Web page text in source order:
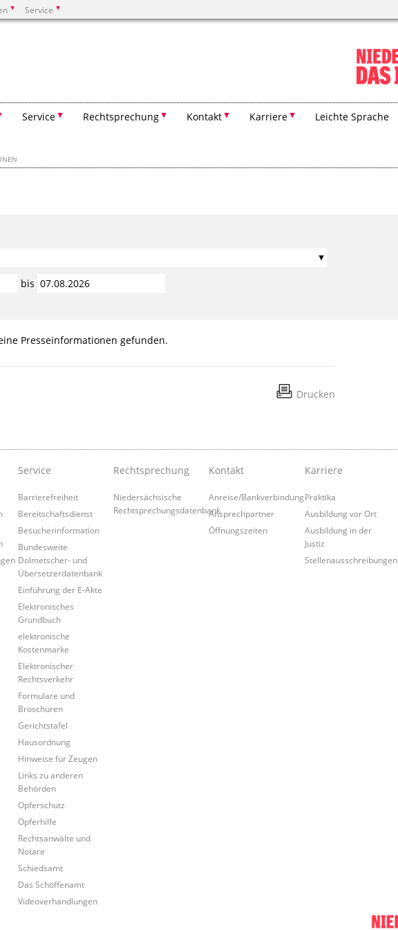
Service
Service Rechtsprechung Kontakt Karriere Leichte Sprache
bis
Presseinformationen gefunden.
Drucken
Service
Barrierefreiheit
Bereitschaftsdienst
Besucherinformation
Bundesweite
Dolmetscher- und
Übersetzerdatenbank
Einführung der E-Akte
Elektronisches
Grundbuch
elektronische
Kostenmarke
Elektronischer
Rechtsverkehr
Formulare und
Broschüren
Gerichtstafel
Hausordnung
Hinweise für Zeugen
Links zu anderen
Behörden
Opferschutz
Opferhilfe
Rechtsanwälte und
Notare
Schiedsamt
Das Schöffenamt
Videoverhandlungen
Rechtsprechung
Niedersächsische
Rechtsprechungsdatenbank
Kontakt
Anreise/Bankverbindung
Ansprechpartner
Öffnungszeiten
Karriere
Praktika
Ausbildung vor Ort
Ausbildung in der
Justiz
Stellenausschreibungen